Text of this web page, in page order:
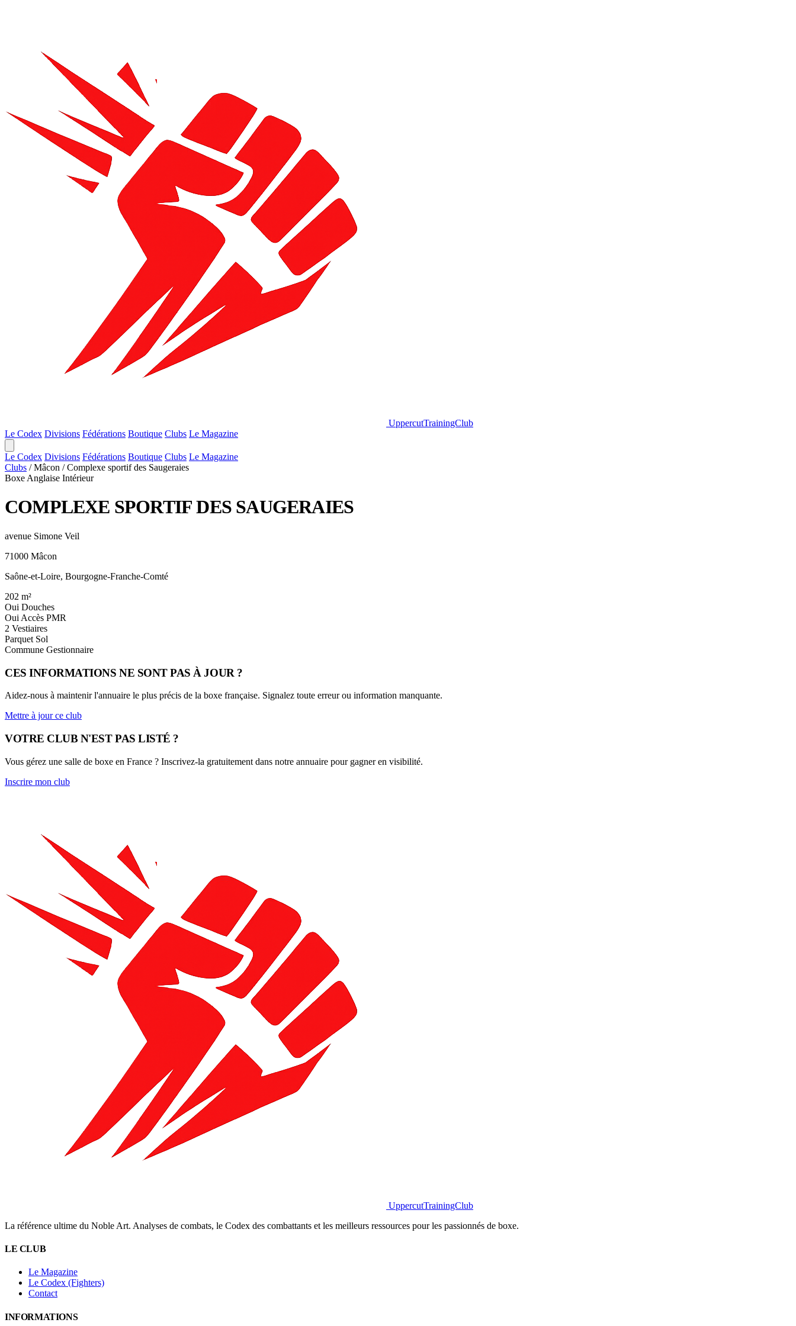
UppercutTrainingClub
Le Codex Divisions Fédérations Boutique Clubs Le Magazine
Le Codex Divisions Fédérations Boutique Clubs Le Magazine
Clubs / Mâcon / Complexe sportif des Saugeraies
Boxe Anglaise Intérieur
COMPLEXE SPORTIF DES SAUGERAIES
avenue Simone Veil
71000 Mâcon
Saône-et-Loire, Bourgogne-Franche-Comté
202 m²
Oui Douches
Oui Accès PMR
2 Vestiaires
Parquet Sol
Commune Gestionnaire
CES INFORMATIONS NE SONT PAS À JOUR ?
Aidez-nous à maintenir l'annuaire le plus précis de la boxe française. Signalez toute erreur ou information manquante.
Mettre à jour ce club
VOTRE CLUB N'EST PAS LISTÉ ?
Vous gérez une salle de boxe en France ? Inscrivez-la gratuitement dans notre annuaire pour gagner en visibilité.
Inscrire mon club
UppercutTrainingClub
La référence ultime du Noble Art. Analyses de combats, le Codex des combattants et les meilleurs ressources pour les passionnés de boxe.
LE CLUB
Le Magazine
Le Codex (Fighters)
Contact
INFORMATIONS